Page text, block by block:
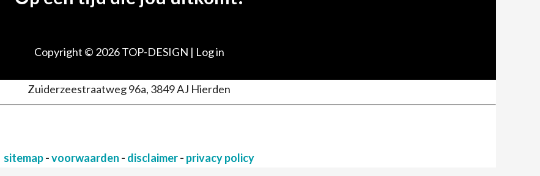
Copyright © 2026TOP-DESIGN | Log in
Zuiderzeestraatweg 96a, 3849 AJ Hierden
sitemap-voorwaarden - disclaimer- privacy policy